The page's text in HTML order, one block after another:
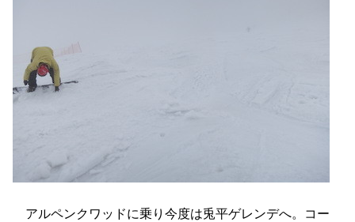
アルペンクワッドに乗り今度は兎平ゲレンデへ。コー